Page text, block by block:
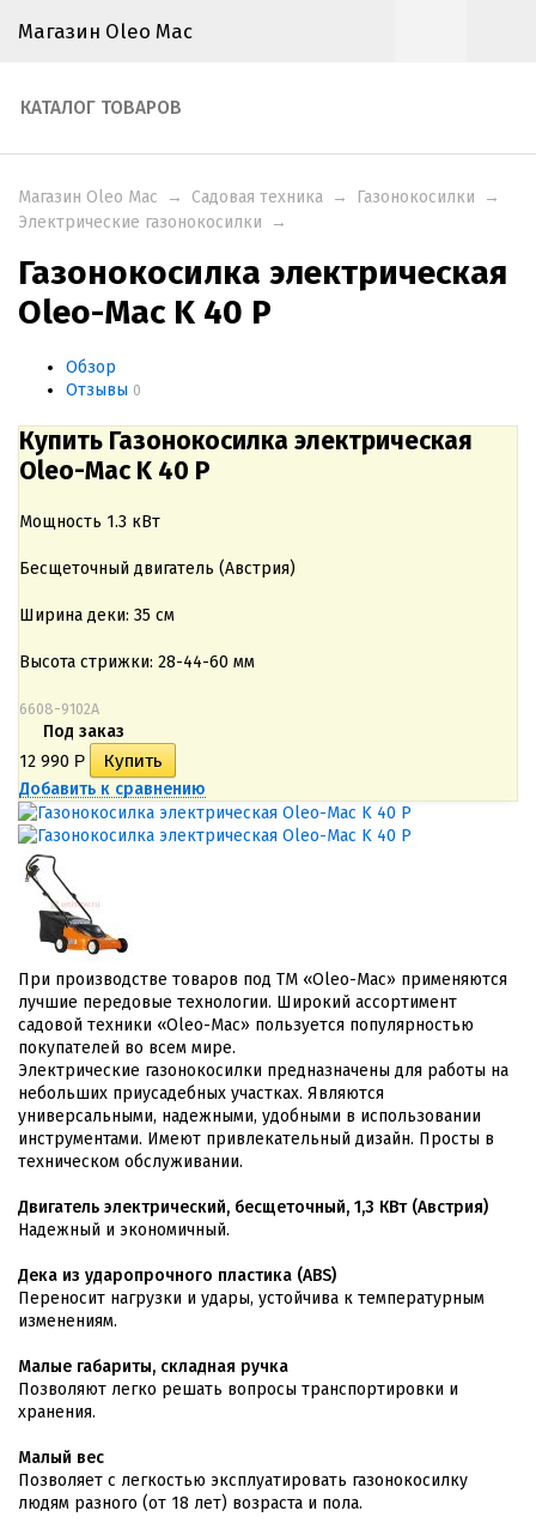
Магазин Oleo Mac
КАТАЛОГ ТОВАРОВ
Магазин Oleo Mac → Садовая техника → Газонокосилки
→
Электрические газонокосилки
→
Газонокосилка электрическая
Oleo-Mac K 40 P
Обзор
Отзывы 0
Купить Газонокосилка электрическая
Oleo-Mac K 40 P
Мощность 1.3 кВт
Бесщеточный двигатель (Австрия)
Ширина деки: 35 см
Высота стрижки: 28-44-60 мм
6608-9102A
Под заказ
12 990 Р
Добавить к сравнению
При производстве товаров под ТМ «Oleo-Mac» применяются
лучшие передовые технологии. Широкий ассортимент
садовой техники «Oleo-Mac» пользуется популярностью
покупателей во всем мире.
Электрические газонокосилки предназначены для работы на
небольших приусадебных участках. Являются
универсальными, надежными, удобными в использовании
инструментами. Имеют привлекательный дизайн. Просты в
техническом обслуживании.
Двигатель электрический, бесщеточный, 1,3 КВт (Австрия)
Надежный и экономичный.
Дека из ударопрочного пластика (АВS)
Переносит нагрузки и удары, устойчива к температурным
изменениям.
Малые габариты, складная ручка
Позволяют легко решать вопросы транспортировки и
хранения.
Малый вес
Позволяет с легкостью эксплуатировать газонокосилку
людям разного (от 18 лет) возраста и пола.